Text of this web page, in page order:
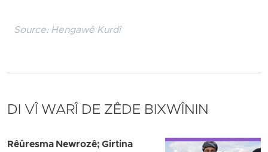
Source: Hengawê Kurdî
DI VÎ WARÎ DE ZÊDE BIXWÎNIN
Rêûresma Newrozê; Girtina